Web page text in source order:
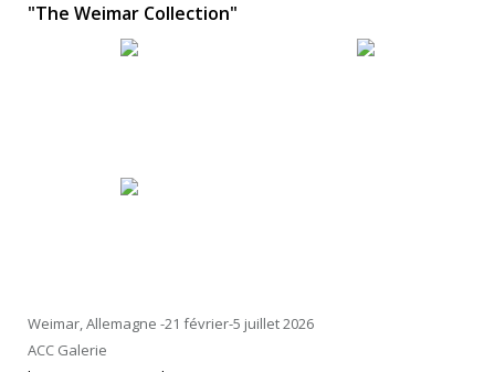
"The Weimar Collection"
Weimar, Allemagne -21 février-5 juillet 2026
ACC Galerie